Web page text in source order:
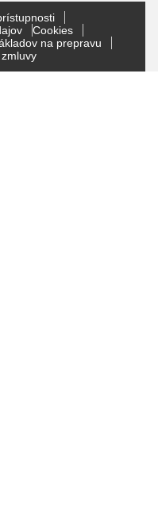
Cookies
na prepravu